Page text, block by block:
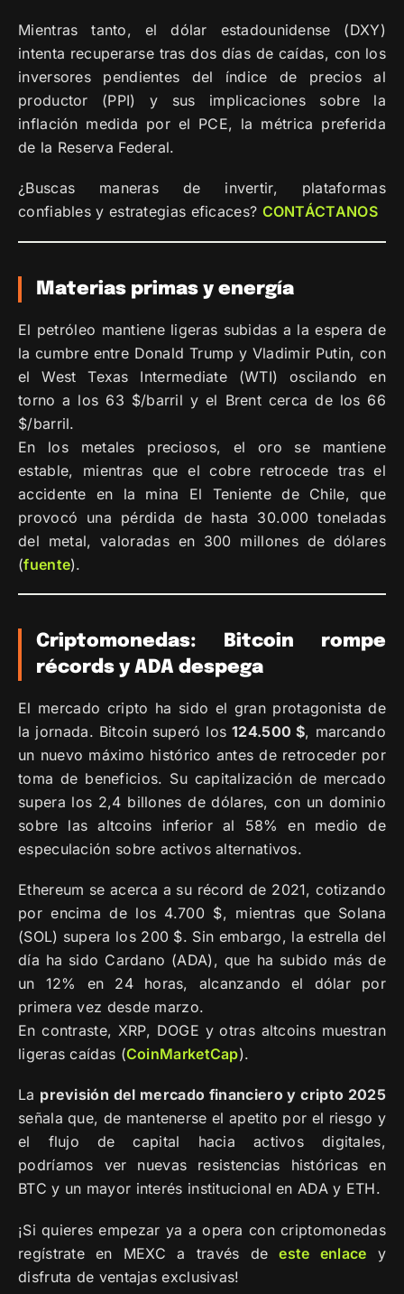
Mientras tanto, el dólar estadounidense (DXY)
intenta recuperarse tras dos días de caídas, con los
inversores pendientes del índice de precios al
productor (PPI) y sus implicaciones sobre la
inflación medida por el PCE, la métrica preferida
de la Reserva Federal.
¿Buscas maneras de invertir, plataformas
confiables y estrategias eficaces? CONTÁCTANOS
Materias primas y energía
El petróleo mantiene ligeras subidas a la espera de
la cumbre entre Donald Trump y Vladimir Putin, con
el West Texas Intermediate (WTI) oscilando en
torno a los 63 $/barril y el Brent cerca de los 66
$/barril.
En los metales preciosos, el oro se mantiene
estable, mientras que el cobre retrocede tras el
accidente en la mina El Teniente de Chile, que
provocó una pérdida de hasta 30.000 toneladas
del metal, valoradas en 300 millones de dólares
(fuente).
Criptomonedas: Bitcoin rompe
récords y ADA despega
El mercado cripto ha sido el gran protagonista de
la jornada. Bitcoin superó los124.500 $, marcando
un nuevo máximo histórico antes de retroceder por
toma de beneficios. Su capitalización de mercado
supera los 2,4 billones de dólares, con un dominio
sobre las altcoins inferior al 58% en medio de
especulación sobre activos alternativos.
Ethereum se acerca a su récord de 2021, cotizando
por encima de los 4.700 $, mientras que Solana
(SOL) supera los 200 $. Sin embargo, la estrella del
día ha sido Cardano (ADA), que ha subido más de
un 12% en 24 horas, alcanzando el dólar por
primera vez desde marzo.
En contraste, XRP, DOGE y otras altcoins muestran
ligeras caídas (CoinMarketCap).
La previsión del mercado financiero y cripto 2025
señala que, de mantenerse el apetito por el riesgo y
el flujo de capital hacia activos digitales,
podríamos ver nuevas resistencias históricas en
BTC y un mayor interés institucional en ADA y ETH.
¡Si quieres empezar ya a opera con criptomonedas
regístrate en MEXC a través deeste enlace y
disfruta de ventajas exclusivas!